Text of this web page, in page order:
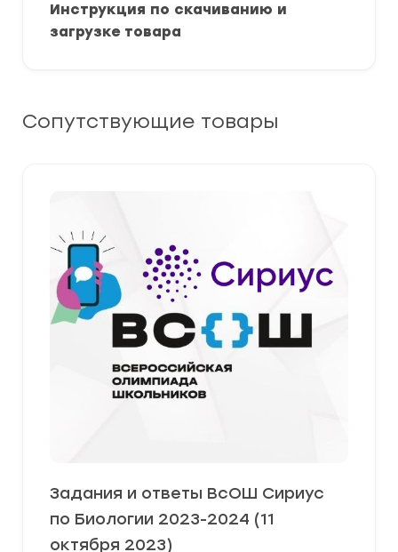
Инструкция по скачиванию и
загрузке товара
Сопутствующие товары
Задания и ответы ВсОШ Сириус
по Биологии 2023-2024 (11
октября 2023)